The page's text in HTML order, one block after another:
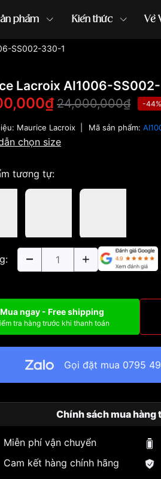
phẩm Kiến thức Về
SS002-330-1
Lacroix AI1006-
24,000,000₫ -44%
Maurice Lacroix Mã sản phẩm:
chọn size
tương tự:
Mua ngay - Free shipping
tra hàng trước khi thanh toán
Gọi đặt mua 0795
Chính sách mua
Miễn phí vận chuyển
Cam kết hàng chính hãng